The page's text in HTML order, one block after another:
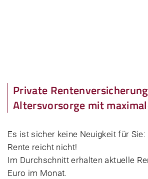
Private
Altersvorsorge mit
Es ist sicher keine Neuigkeit für
Rente reicht nicht!
Im Durchschnitt erhalten aktuelle
Euro im Monat.